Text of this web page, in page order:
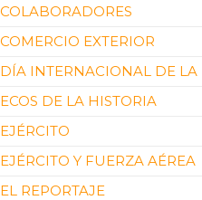
COLABORADORES
COMERCIO EXTERIOR
DÍA INTERNACIONAL DE LA
ECOS DE LA HISTORIA
EJÉRCITO
EJÉRCITO Y FUERZA AÉREA
EL REPORTAJE